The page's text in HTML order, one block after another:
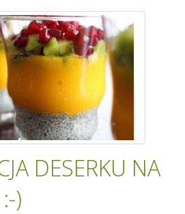
DESERKU NA
)